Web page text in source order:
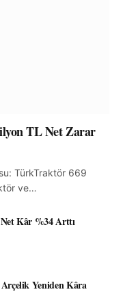
TL Net Zarar
TürkTraktör 669
ve…
Kâr %34 Arttı
Yeniden Kâra